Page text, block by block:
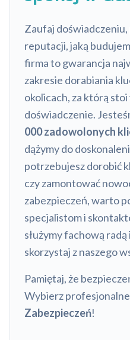
Zaufaj
reputacji, jaką
firma to gwarancja
zakresie dorabiania
okolicach, za którą
doświadczenie.
000 zadowolonych
dążymy do
potrzebujesz dorobić
czy zamontować
zabezpieczeń, warto
specjalistom i
służymy fachową
skorzystaj z naszego
Pamiętaj, że
Wybierz profesjonalne
Zabezpieczeń!